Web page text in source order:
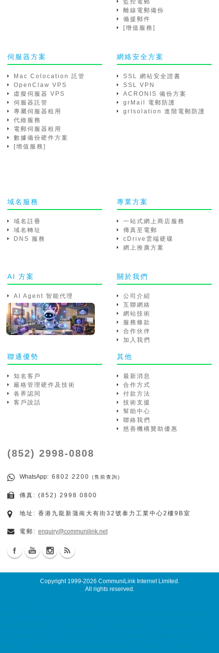
監控電郵
離線電郵備份
備援郵件
[增值服務]
伺服器方案
Mac Colocation 託管
OpenClaw VPS
虛擬伺服器 VPS
伺服器託管
專屬伺服器租用
代維服務
電郵伺服器租用
數據備份硬件方案
[增值服務]
網絡安全方案
SSL 網站安全證書
SSL VPN
ACRONIS 備份方案
grMail 電郵防護
grIsolation 進階電郵防護
域名服務
域名註冊
域名轉址
DNS 服務
專業方案
一站式網上商店服務
傳真至電郵
cDrive雲端硬碟
網上推廣方案
AI 方案
AI Agent 智能代理
關於我們
公司介紹
互聯網絡
網站技術
服務條款
合作伙伴
加入我們
聯通優勢
知名客戶
嚴格管理硬件及技術
各界認同
客戶說話
其他
最新消息
合作方式
付款方法
技術支援
幫助中心
聯絡我們
慈善機構贊助優惠
(852) 2998-0808
WhatsApp: 6802 2200 (售前查詢)
傳真: (852) 2998 0800
地址: 香港九龍新蒲崗大有街32號泰力工業中心2樓9B室
電郵: enquiry@communilink.net
Copyright 1999-2026 CommuniLink Internet Limited .
All rights reserved.